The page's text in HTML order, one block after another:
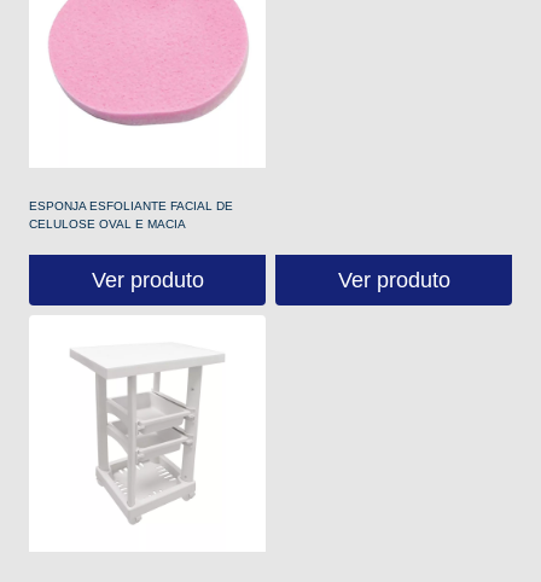
ESPONJA ESFOLIANTE FACIAL DE
CELULOSE OVAL E MACIA
Ver produto Ver produto